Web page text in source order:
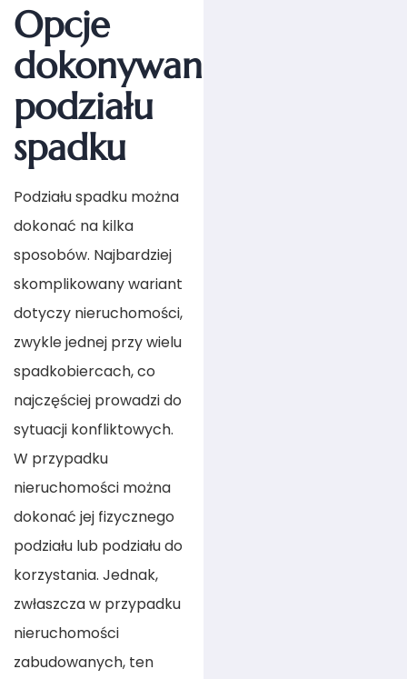
Opcje
dokonywania
podziału
spadku
Podziału spadku można
dokonać na kilka
sposobów. Najbardziej
skomplikowany wariant
dotyczy nieruchomości,
zwykle jednej przy wielu
spadkobiercach, co
najczęściej prowadzi do
sytuacji konfliktowych.
W przypadku
nieruchomości można
dokonać jej fizycznego
podziału lub podziału do
korzystania. Jednak,
zwłaszcza w przypadku
nieruchomości
zabudowanych, ten